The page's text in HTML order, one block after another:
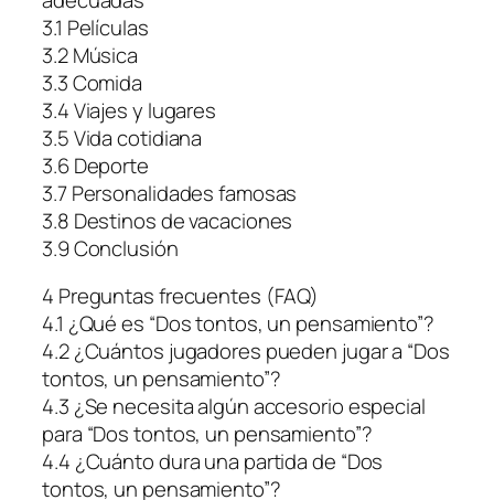
3.1 Películas
3.2 Música
3.3 Comida
3.4 Viajes y lugares
3.5 Vida cotidiana
3.6 Deporte
3.7 Personalidades famosas
3.8 Destinos de vacaciones
3.9 Conclusión
4 Preguntas frecuentes (FAQ)
4.1 ¿Qué es “Dos tontos, un pensamiento”?
4.2 ¿Cuántos jugadores pueden jugar a “Dos
tontos, un pensamiento”?
4.3 ¿Se necesita algún accesorio especial
para “Dos tontos, un pensamiento”?
4.4 ¿Cuánto dura una partida de “Dos
tontos, un pensamiento”?